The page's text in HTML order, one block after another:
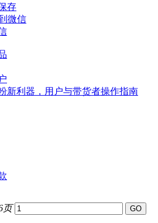
存
微信
新利器，用户与带货者操作指南
页